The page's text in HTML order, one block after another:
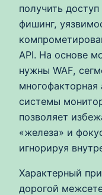
получить
фишинг,
API. На основе
нужны WAF,
многофакторная
системы
позволяет
«железа» и
игнорируя
Характерный
дорогой